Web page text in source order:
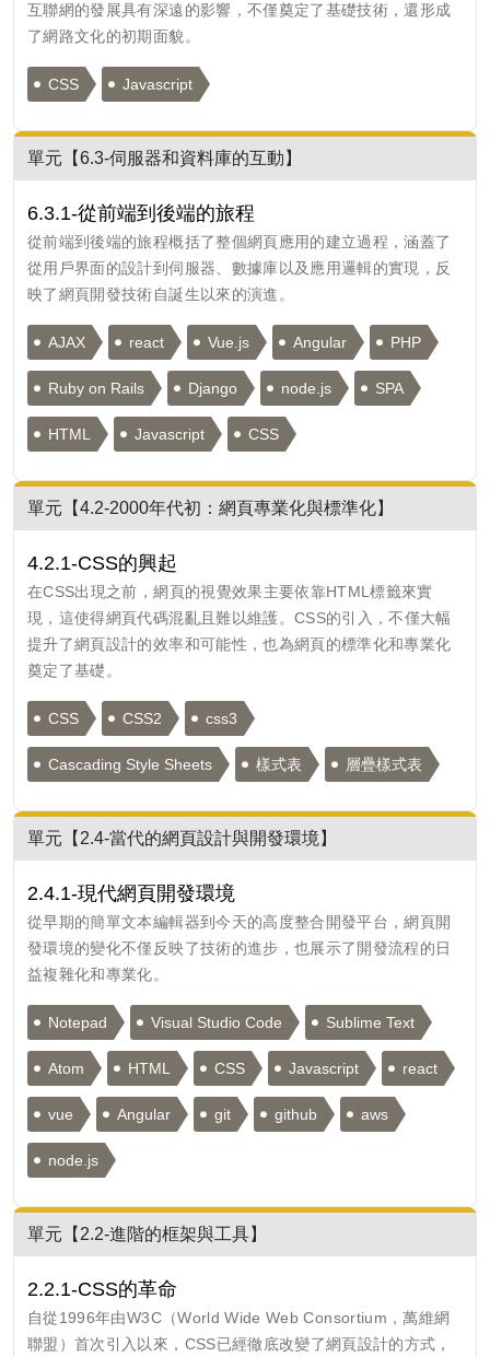
互聯網的發展具有深遠的影響，不僅奠定了基礎技術，還形成
了網路文化的初期面貌。
CSS Javascript
單元【6.3-伺服器和資料庫的互動】
6.3.1-從前端到後端的旅程
從前端到後端的旅程概括了整個網頁應用的建立過程，涵蓋了
從用戶界面的設計到伺服器、數據庫以及應用邏輯的實現，反
映了網頁開發技術自誕生以來的演進。
AJAX react Vue.js Angular PHP
Ruby on Rails Django node.js SPA
HTML Javascript CSS
單元【4.2-2000年代初：網頁專業化與標準化】
4.2.1-CSS的興起
在CSS出現之前，網頁的視覺效果主要依靠HTML標籤來實
現，這使得網頁代碼混亂且難以維護。CSS的引入，不僅大幅
提升了網頁設計的效率和可能性，也為網頁的標準化和專業化
奠定了基礎。
CSS CSS2 css3
Cascading Style Sheets 樣式表 層疊樣式表
單元【2.4-當代的網頁設計與開發環境】
2.4.1-現代網頁開發環境
從早期的簡單文本編輯器到今天的高度整合開發平台，網頁開
發環境的變化不僅反映了技術的進步，也展示了開發流程的日
益複雜化和專業化。
Notepad Visual Studio Code Sublime Text
Atom HTML CSS Javascript react
vue Angular git github aws
node.js
單元【2.2-進階的框架與工具】
2.2.1-CSS的革命
自從1996年由W3C（World Wide Web Consortium，萬維網
聯盟）首次引入以來，CSS已經徹底改變了網頁設計的方式，